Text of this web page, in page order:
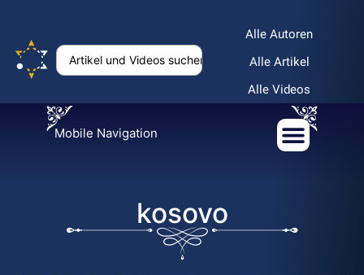
Alle Autoren
Alle Artikel
Alle Videos
Mobile Navigation
kosovo